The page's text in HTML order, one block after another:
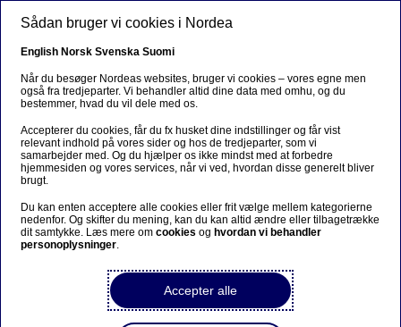
Gå til hovedindhold
Sorry...
This page does not exist in your language. You will
be taken to a related page.
Stay on this page| Continue
Victor Fabricius
Nyheder & indblik Presse Nordeas eksperter
Sådan bruger vi cookies i Nordea
English Norsk Svenska Suomi
Når du besøger Nordeas websites, bruger vi cookies – vores egne men
også fra tredjeparter. Vi behandler altid dine data med omhu, og du
bestemmer, hvad du vil dele med os.
Accepterer du cookies, får du fx husket dine indstillinger og får vist
relevant indhold på vores sider og hos de tredjeparter, som vi
samarbejder med. Og du hjælper os ikke mindst med at forbedre
hjemmesiden og vores services, når vi ved, hvordan disse generelt bliver
brugt.
Du kan enten acceptere alle cookies eller frit vælge mellem kategorierne
nedenfor. Og skifter du mening, kan du kan altid ændre eller tilbagetrække
dit samtykke. Læs mere omcookies og hvordan vi behandler
personoplysninger.
Accepter alle